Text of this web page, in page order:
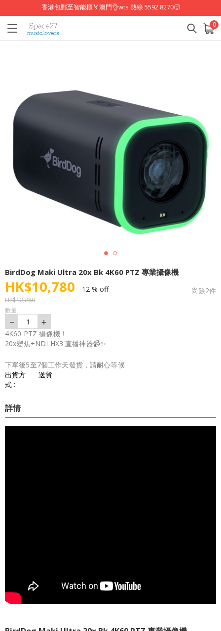
香港包郵至智能櫃🏅澳門👌wts 熱線 5592 8270🙂
0
已加入購物車 查看
BirdDog Maki Ultra 20x Bk 4K60 PTZ 專業攝像機
HK$10,780 12 % off 尚餘2件
HK$12,280
數量
－ 1 ＋
4K60 PTZ 攝像機！
20x變焦+NDI HX3 直播神器📹✨
下單後5至7個工作天發貨，請耐心等候
出貨方
式 :
送貨
詳情